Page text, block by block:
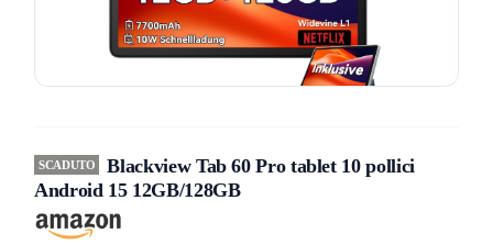
SCADUTO
Blackview Tab 60 Pro tablet 10 pollici
Android 15 12GB/128GB